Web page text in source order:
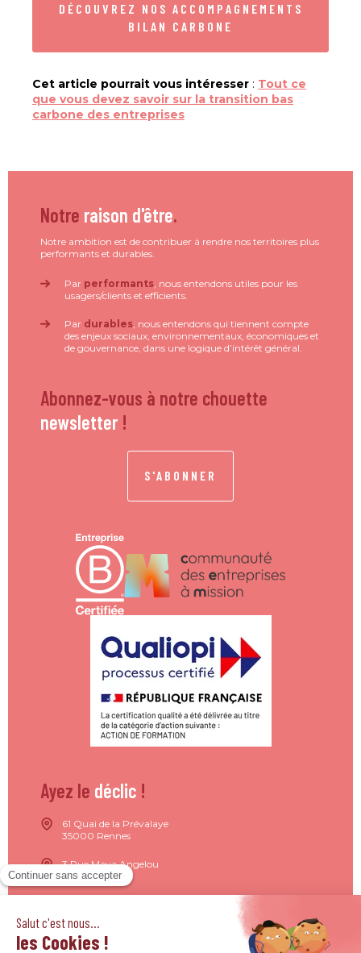
DÉCOUVREZ NOS ACCOMPAGNEMENTS
BILAN CARBONE
Cet article pourrait vous intéresser : Tout ce
que vous devez savoir sur la transition bas
carbone des entreprises
Notre raison d'être.
Notre ambition est de contribuer à rendre nos territoires plus
performants et durables.
Par performants , nous entendons utiles pour les
usagers/clients et efficients.
Par durables , nous entendons qui tiennent compte
des enjeux sociaux, environnementaux, économiques et
de gouvernance, dans une logique d’intérêt général.
Abonnez-vous à notre chouette
newsletter !
S'ABONNER
Ayez le déclic !
61 Quai de la Prévalaye
35000 Rennes
3 Rue Maya Angelou
44200 Nantes
4 Quai Jean Moulin